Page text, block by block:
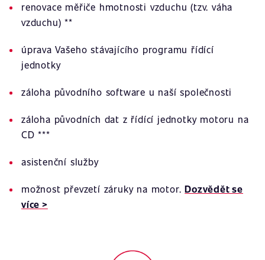
renovace měřiče hmotnosti vzduchu (tzv. váha
vzduchu) **
úprava Vašeho stávajícího programu řídící
jednotky
záloha původního software u naší společnosti
záloha původních dat z řídící jednotky motoru na
CD ***
asistenční služby
možnost převzetí záruky na motor.Dozvědět se
více >